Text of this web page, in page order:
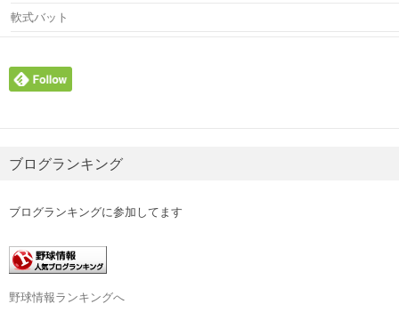
軟式バット
ブログランキング
ブログランキングに参加してます
野球情報ランキングへ